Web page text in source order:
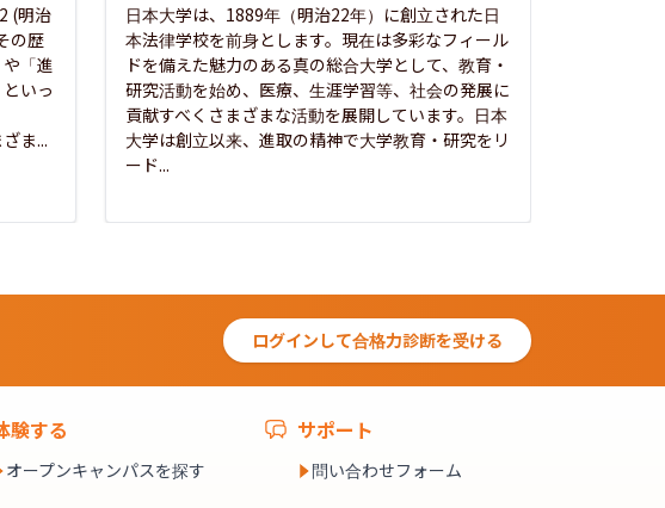
(明治
の歴
「進
いっ
ま...
日本大学は、1889年（明治22年）に創立された日
本法律学校を前身とします。現在は多彩なフィール
ドを備えた魅力のある真の総合大学として、教育・
研究活動を始め、医療、生涯学習等、社会の発展に
貢献すべくさまざまな活動を展開しています。日本
大学は創立以来、進取の精神で大学教育・研究をリ
ード...
ログインして合格力診断を受ける
験する
オープンキャンパスを探す
サポート
問い合わせフォーム